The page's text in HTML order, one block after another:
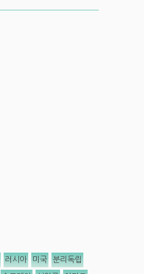
러시아 미국 분리독립